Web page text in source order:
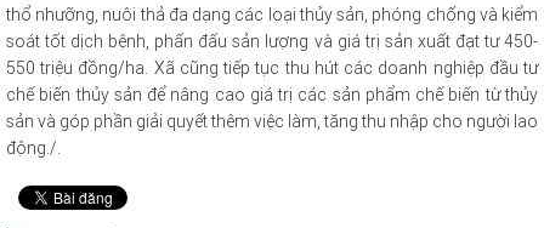
thổ nhưỡng, nuôi thả đa dạng các loại thủy sản, phóng chống và kiểm
soát tốt dịch bệnh, phấn đấu sản lượng và giá trị sản xuất đạt tư 450-
550 triệu đồng/ha. Xã cũng tiếp tục thu hút các doanh nghiệp đầu tư
chế biến thủy sản để nâng cao giá trị các sản phẩm chế biến từ thủy
sản và góp phần giải quyết thêm việc làm, tăng thu nhập cho người lao
động./.